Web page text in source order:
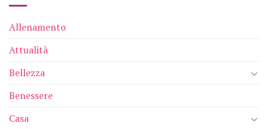
Allenamento
Attualità
Bellezza
Benessere
Casa